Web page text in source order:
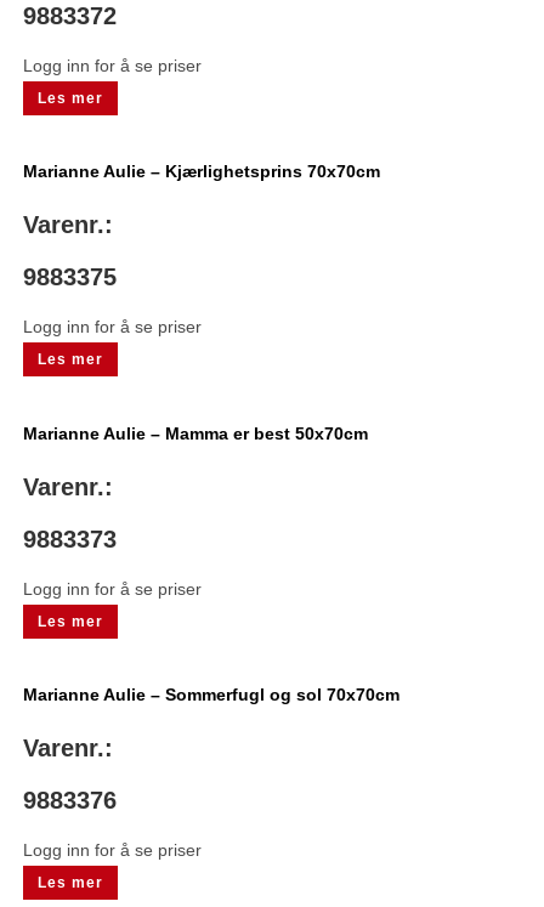
9883372
Logg inn for å se priser
Les mer
Marianne Aulie – Kjærlighetsprins 70x70cm
Varenr.:
9883375
Logg inn for å se priser
Les mer
Marianne Aulie – Mamma er best 50x70cm
Varenr.:
9883373
Logg inn for å se priser
Les mer
Marianne Aulie – Sommerfugl og sol 70x70cm
Varenr.:
9883376
Logg inn for å se priser
Les mer